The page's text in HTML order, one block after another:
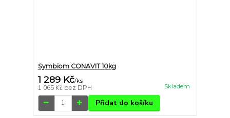
Symbiom CONAVIT 10kg
1 289 Kč/ks
1 065 Kč bez DPH Skladem
Přidat do košíku